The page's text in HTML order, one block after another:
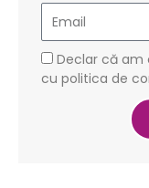
GDPRDeclar că am
cu politica de